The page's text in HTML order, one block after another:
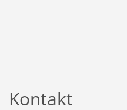
Kontakt